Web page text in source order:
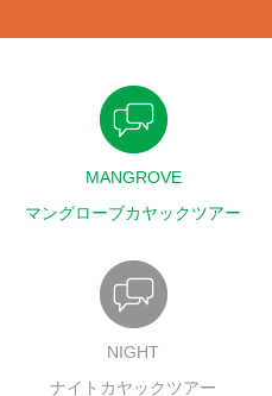
MANGROVE
マングローブカヤックツアー
NIGHT
ナイトカヤックツアー